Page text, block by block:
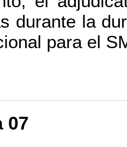
durante la
para el
07